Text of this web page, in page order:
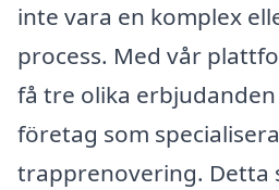
inte vara en komplex
process. Med vår
få tre olika
företag som
trapprenovering. Detta